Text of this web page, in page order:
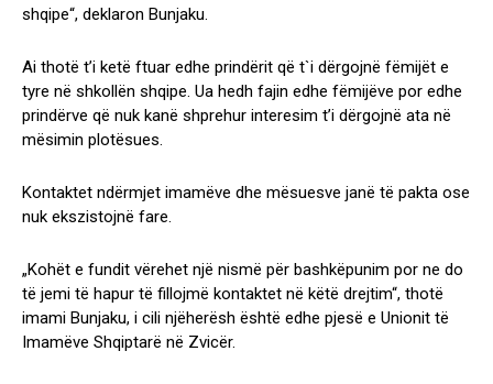
shqipe“, deklaron Bunjaku.
Ai thotë t’i ketë ftuar edhe prindërit që t`i dërgojnë fëmijët e
tyre në shkollën shqipe. Ua hedh fajin edhe fëmijëve por edhe
prindërve që nuk kanë shprehur interesim t’i dërgojnë ata në
mësimin plotësues.
Kontaktet ndërmjet imamëve dhe mësuesve janë të pakta ose
nuk ekszistojnë fare.
„Kohët e fundit vërehet një nismë për bashkëpunim por ne do
të jemi të hapur të fillojmë kontaktet në këtë drejtim“, thotë
imami Bunjaku, i cili njëherësh është edhe pjesë e Unionit të
Imamëve Shqiptarë në Zvicër.